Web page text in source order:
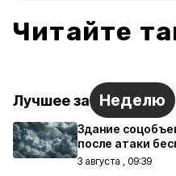
Читайте
Лучшее за Неделю
Здание
после атаки
3 августа , 09:39